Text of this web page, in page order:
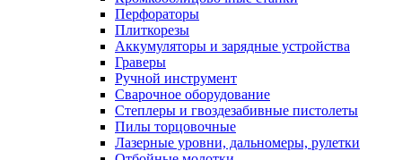
Перфораторы
Плиткорезы
Аккумуляторы и зарядные устройства
Граверы
Ручной инструмент
Сварочное оборудование
Степлеры и гвоздезабивные пистолеты
Пилы торцовочные
Лазерные уровни, дальномеры, рулетки